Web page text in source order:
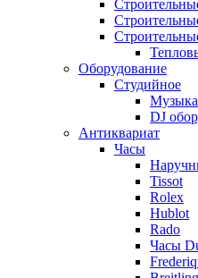
Оборудование
Студийное
DJ
Антиквариат
Часы
Tissot
Rolex
Hublot
Rado
Часы